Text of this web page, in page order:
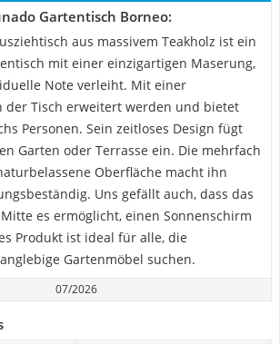
Gartentisch Borneo:
aus massivem Teakholz ist ein
mit einer einzigartigen Maserung,
Note verleiht. Mit einer
der Tisch erweitert werden und bietet
Personen. Sein zeitloses Design fügt
Garten oder Terrasse ein. Die mehrfach
Oberfläche macht ihn
Uns gefällt auch, dass das
es ermöglicht, einen Sonnenschirm
Produkt ist ideal für alle, die
Gartenmöbel suchen.
07/2026